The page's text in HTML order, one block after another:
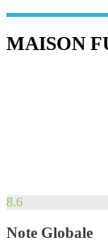
MAISON
8.6
Note Globale